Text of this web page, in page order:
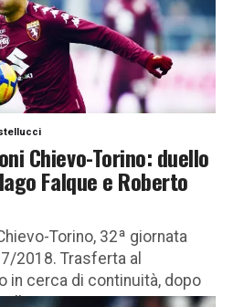
Chievo-Torino: duello
Falque e Roberto
Torino, 32ª giornata
2018. Trasferta al
in cerca di continuità, dopo
l’Inter…...